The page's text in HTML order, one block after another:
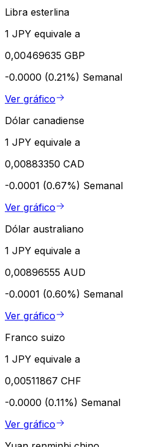
Libra esterlina
1 JPY equivale a
0,00469635 GBP
-0.0000 (0.21%) Semanal
Ver gráfico
Dólar canadiense
1 JPY equivale a
0,00883350 CAD
-0.0001 (0.67%) Semanal
Ver gráfico
Dólar australiano
1 JPY equivale a
0,00896555 AUD
-0.0001 (0.60%) Semanal
Ver gráfico
Franco suizo
1 JPY equivale a
0,00511867 CHF
-0.0000 (0.11%) Semanal
Ver gráfico